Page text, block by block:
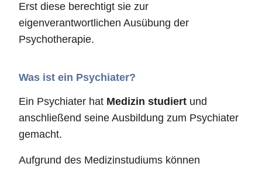
Erst diese berechtigt sie zur
eigenverantwortlichen Ausübung der
Psychotherapie.
Was ist ein Psychiater?
Ein Psychiater hat Medizin studiert und
anschließend seine Ausbildung zum Psychiater
gemacht.
Aufgrund des Medizinstudiums können